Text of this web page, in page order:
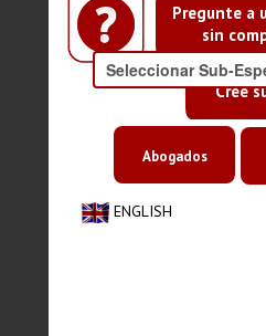
Pregunte a
sin
Cree
ENGLISH
Abogados